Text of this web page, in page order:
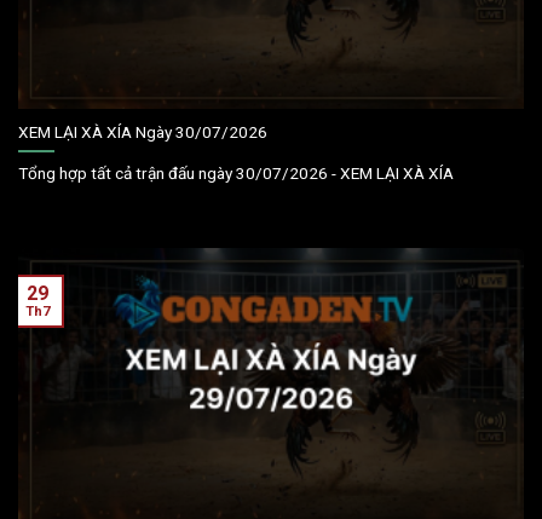
XEM LẠI XÀ XÍA Ngày 30/07/2026
Tổng hợp tất cả trận đấu ngày 30/07/2026 - XEM LẠI XÀ XÍA
29
Th7